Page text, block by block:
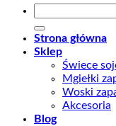
Strona główna
Sklep
Świece
Mgiełki
Woski
Akcesoria
Blog